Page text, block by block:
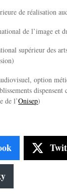
de réalisation
de l’image et
supérieur des
option
de l’Onisep)